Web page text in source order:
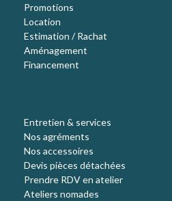
Promotions
Location
Estimation / Rachat
Aménagement
Financement
Entretien & services
Nos agréments
Nos accessoires
Devis pièces détachées
Prendre RDV en atelier
Ateliers nomades